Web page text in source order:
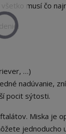
musí čo
…)
nadúvanie,
pocit sýtosti.
Miska je
jednoducho